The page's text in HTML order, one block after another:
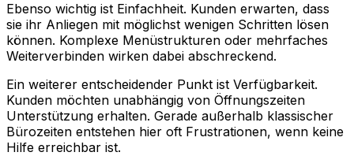
Ebenso wichtig ist Einfachheit. Kunden erwarten, dass
sie ihr Anliegen mit möglichst wenigen Schritten lösen
können. Komplexe Menüstrukturen oder mehrfaches
Weiterverbinden wirken dabei abschreckend.
Ein weiterer entscheidender Punkt ist Verfügbarkeit.
Kunden möchten unabhängig von Öffnungszeiten
Unterstützung erhalten. Gerade außerhalb klassischer
Bürozeiten entstehen hier oft Frustrationen, wenn keine
Hilfe erreichbar ist.